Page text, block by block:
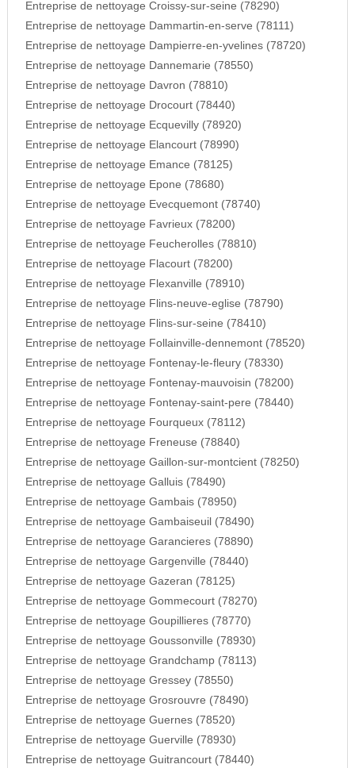
Entreprise de nettoyage Croissy-sur-seine (78290)
Entreprise de nettoyage Dammartin-en-serve (78111)
Entreprise de nettoyage Dampierre-en-yvelines (78720)
Entreprise de nettoyage Dannemarie (78550)
Entreprise de nettoyage Davron (78810)
Entreprise de nettoyage Drocourt (78440)
Entreprise de nettoyage Ecquevilly (78920)
Entreprise de nettoyage Elancourt (78990)
Entreprise de nettoyage Emance (78125)
Entreprise de nettoyage Epone (78680)
Entreprise de nettoyage Evecquemont (78740)
Entreprise de nettoyage Favrieux (78200)
Entreprise de nettoyage Feucherolles (78810)
Entreprise de nettoyage Flacourt (78200)
Entreprise de nettoyage Flexanville (78910)
Entreprise de nettoyage Flins-neuve-eglise (78790)
Entreprise de nettoyage Flins-sur-seine (78410)
Entreprise de nettoyage Follainville-dennemont (78520)
Entreprise de nettoyage Fontenay-le-fleury (78330)
Entreprise de nettoyage Fontenay-mauvoisin (78200)
Entreprise de nettoyage Fontenay-saint-pere (78440)
Entreprise de nettoyage Fourqueux (78112)
Entreprise de nettoyage Freneuse (78840)
Entreprise de nettoyage Gaillon-sur-montcient (78250)
Entreprise de nettoyage Galluis (78490)
Entreprise de nettoyage Gambais (78950)
Entreprise de nettoyage Gambaiseuil (78490)
Entreprise de nettoyage Garancieres (78890)
Entreprise de nettoyage Gargenville (78440)
Entreprise de nettoyage Gazeran (78125)
Entreprise de nettoyage Gommecourt (78270)
Entreprise de nettoyage Goupillieres (78770)
Entreprise de nettoyage Goussonville (78930)
Entreprise de nettoyage Grandchamp (78113)
Entreprise de nettoyage Gressey (78550)
Entreprise de nettoyage Grosrouvre (78490)
Entreprise de nettoyage Guernes (78520)
Entreprise de nettoyage Guerville (78930)
Entreprise de nettoyage Guitrancourt (78440)